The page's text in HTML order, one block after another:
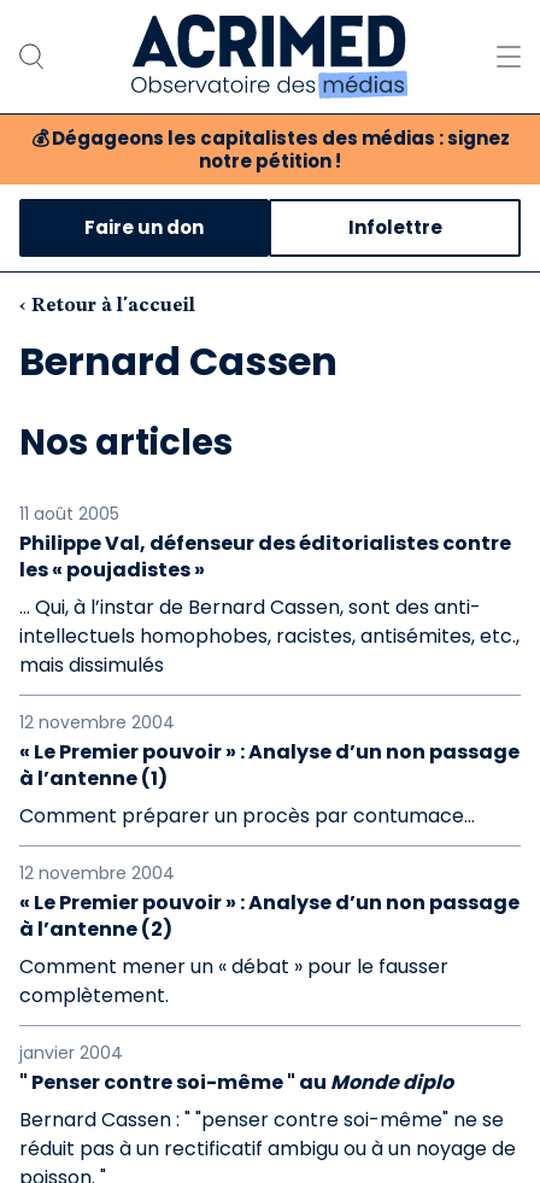
💰 Dégageons les capitalistes des médias : signez
notre pétition !
Notre association
Notre critique des médias
Nos propositions
Notre revue
Boutique
Faire un don Infolettre
‹ Retour à l'accueil
Bernard Cassen
Nos articles
11 août 2005
Philippe Val, défenseur des éditorialistes contre
les « poujadistes »
... Qui, à l’instar de Bernard Cassen, sont des anti-
intellectuels homophobes, racistes, antisémites, etc.,
mais dissimulés
12 novembre 2004
« Le Premier pouvoir » : Analyse d’un non passage
à l’antenne (1)
Comment préparer un procès par contumace...
12 novembre 2004
« Le Premier pouvoir » : Analyse d’un non passage
à l’antenne (2)
Comment mener un « débat » pour le fausser
complètement.
janvier 2004
" Penser contre soi-même " au Monde diplo
Bernard Cassen : " "penser contre soi-même" ne se
réduit pas à un rectificatif ambigu ou à un noyage de